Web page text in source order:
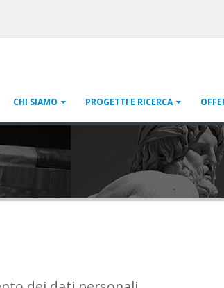
CHI SIAMO PROGETTI E RICERCA